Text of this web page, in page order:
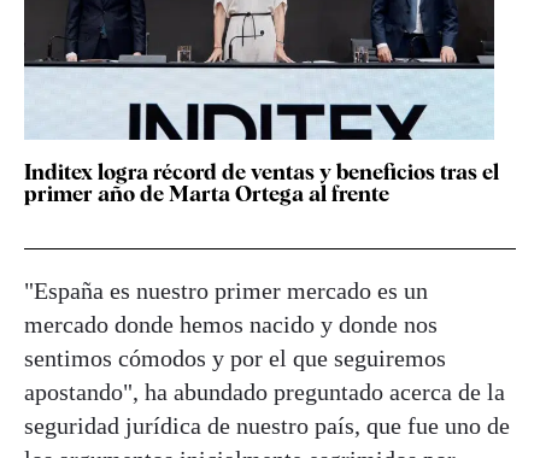
Inditex logra récord de ventas y beneficios tras el
primer año de Marta Ortega al frente
"España es nuestro primer mercado es un
mercado donde hemos nacido y donde nos
sentimos cómodos y por el que seguiremos
apostando", ha abundado preguntado acerca de la
seguridad jurídica de nuestro país, que fue uno de